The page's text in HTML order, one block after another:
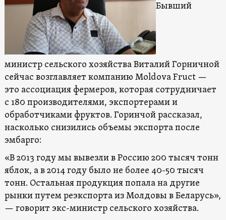
Бывший
министр сельского хозяйства Виталий Горничной
сейчас возглавляет компанию Moldova Fruct —
это ассоциация фермеров, которая сотрудничает
с 180 производителями, экспортерами и
обработчиками фруктов. Горинчой рассказал,
насколько снизились объемы экспорта после
эмбарго:
«В 2013 году мы вывезли в Россию 200 тысяч тонн
яблок, а в 2014 году было не более 40-50 тысяч
тонн. Остальная продукция попала на другие
рынки путем реэкспорта из Молдовы в Беларусь»,
— говорит экс-министр сельского хозяйства.